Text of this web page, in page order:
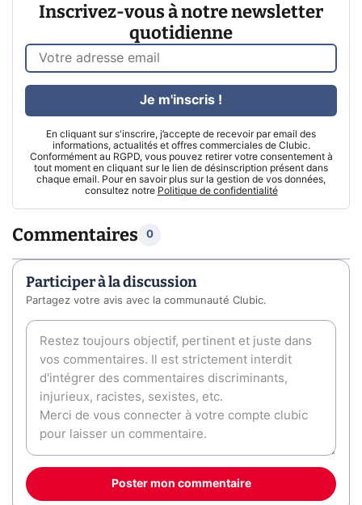
Inscrivez-vous à notre newsletter
quotidienne
En cliquant sur s'inscrire, j’accepte de recevoir par email des
informations, actualités et offres commerciales de Clubic.
Conformément au RGPD, vous pouvez retirer votre consentement à
tout moment en cliquant sur le lien de désinscription présent dans
chaque email. Pour en savoir plus sur la gestion de vos données,
consultez notre Politique de confidentialité
Je m'inscris !
Commentaires 0
Participer à la discussion
Partagez votre avis avec la communauté Clubic.
Poster mon commentaire